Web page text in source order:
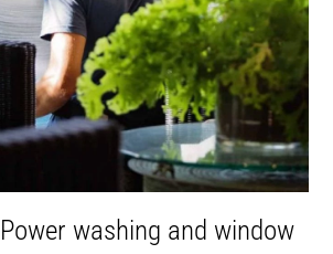
Power washing and window